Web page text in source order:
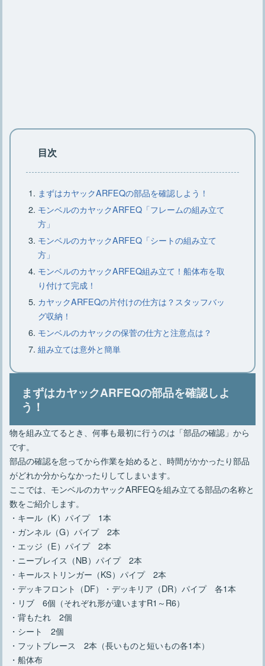
釣りの必需品『道具入れ』！タックル
海釣りにチャレンジ！初心者が揃える
べき道具一式をご紹介！
釣り仕様に車をカスタムしたい！おす
釣りをするときの服装で女性が気を付
によって異なる魅力！
戦！仕掛けは自作するの？
目次
まずはカヤックARFEQの部品を確認しよう！
モンベルのカヤックARFEQ「フレームの組み立て
方」
モンベルのカヤックARFEQ「シートの組み立て
方」
モンベルのカヤックARFEQ組み立て！船体布を取
り付けて完成！
カヤックARFEQの片付けの仕方は？スタッフバッ
グ収納！
モンベルのカヤックの保菅の仕方と注意点は？
組み立ては意外と簡単
まずはカヤックARFEQの部品を確認しよ
う！
物を組み立てるとき、何事も最初に行うのは「部品の確認」から
です。
部品の確認を怠ってから作業を始めると、時間がかかったり部品
がどれか分からなかったりしてしまいます。
ここでは、モンベルのカヤックARFEQを組み立てる部品の名称と
数をご紹介します。
・キール（K）パイプ 1本
・ガンネル（G）パイプ 2本
・エッジ（E）パイプ 2本
・ニーブレイス（NB）パイプ 2本
・キールストリンガー（KS）パイプ 2本
・デッキフロント（DF）・デッキリア（DR）パイプ 各1本
・リブ 6個（それぞれ形が違いますR1～R6）
・背もたれ 2個
・シート 2個
・フットブレース 2本（長いものと短いもの各1本）
・船体布